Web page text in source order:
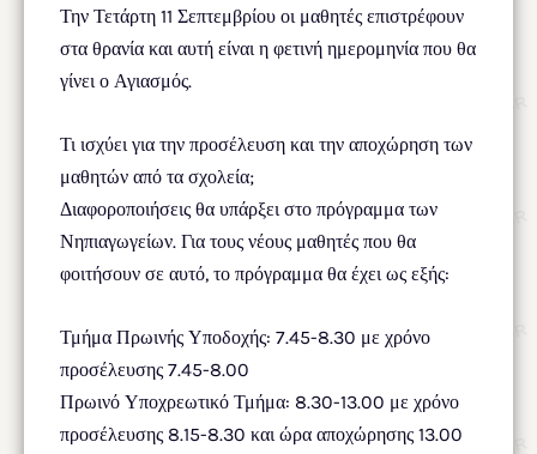
Την Τετάρτη 11 Σεπτεμβρίου οι μαθητές επιστρέφουν
στα θρανία και αυτή είναι η φετινή ημερομηνία που θα
γίνει ο Αγιασμός.
Τι ισχύει για την προσέλευση και την αποχώρηση των
μαθητών από τα σχολεία;
Διαφοροποιήσεις θα υπάρξει στο πρόγραμμα των
Νηπιαγωγείων. Για τους νέους μαθητές που θα
φοιτήσουν σε αυτό, το πρόγραμμα θα έχει ως εξής:
Τμήμα Πρωινής Υποδοχής: 7.45-8.30 με χρόνο
προσέλευσης 7.45-8.00
Πρωινό Υποχρεωτικό Τμήμα: 8.30-13.00 με χρόνο
προσέλευσης 8.15-8.30 και ώρα αποχώρησης 13.00